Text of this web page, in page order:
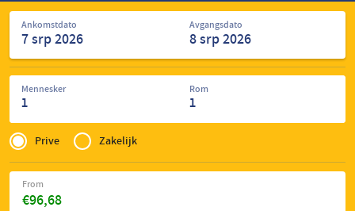
Søk
etter
hoteller
Ankomstdato Avgangsdato
Mennesker
1
Rom
1
Privé
of
Zakelijk
Prive Zakelijk
€96,68
From